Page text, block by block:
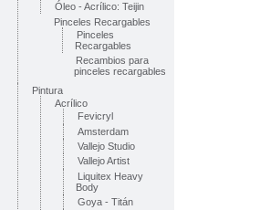
Óleo - Acrílico: Teijin
Pinceles Recargables
Pinceles
Recargables
Recambios para
pinceles recargables
Pintura
Acrílico
Fevicryl
Amsterdam
Vallejo Studio
Vallejo Artist
Liquitex Heavy
Body
Goya - Titán